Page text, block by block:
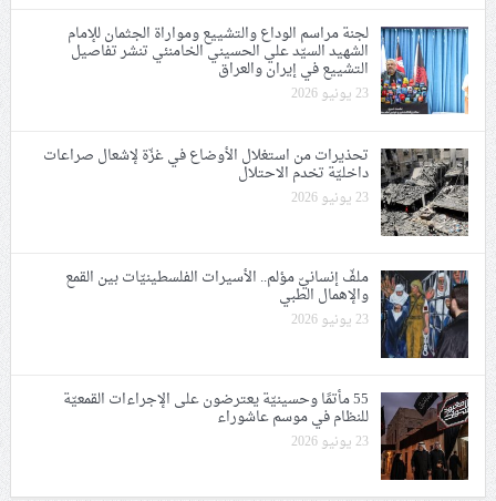
لجنة مراسم الوداع والتشييع ومواراة الجثمان للإمام
الشهيد السيّد علي الحسيني الخامنئي تنشر تفاصيل
التشييع في إيران والعراق
23 يونيو 2026
تحذيرات من استغلال الأوضاع في غزّة لإشعال صراعات
داخليّة تخدم الاحتلال
23 يونيو 2026
ملفّ إنسانيّ مؤلم.. الأسيرات الفلسطينيّات بين القمع
والإهمال الطبي
23 يونيو 2026
55 مأتمًا وحسينيّة يعترضون على الإجراءات القمعيّة
للنظام في موسم عاشوراء
23 يونيو 2026